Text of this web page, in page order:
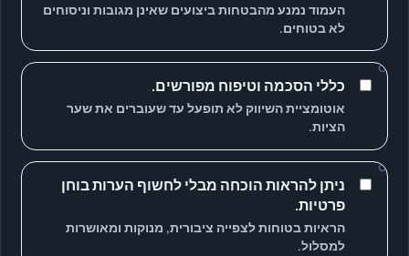
העמוד נמנע מהבטחות ביצועים שאינן מגובות וניסוחים
לא בטוחים.
כללי הסכמה וטיפוח מפורשים.
אוטומציית השיווק לא תופעל עד שעוברים את שער
הציות.
ניתן להראות הוכחה מבלי לחשוף הערות בוחן
פרטיות.
הראיות בטוחות לצפייה ציבורית, מנוקות ומאושרות
למסלול.